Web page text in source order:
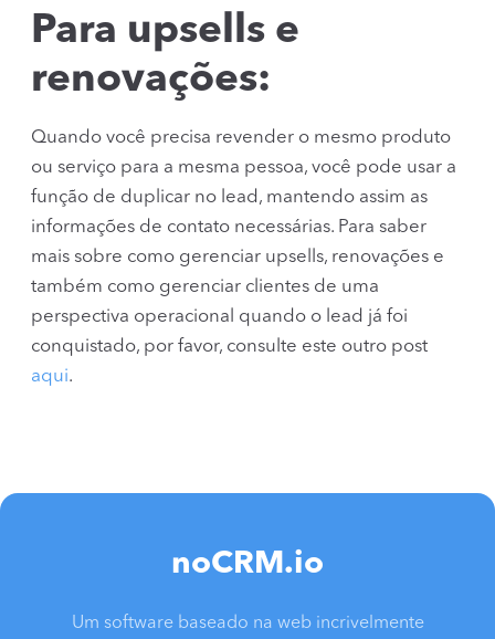
Para upsells e
renovações:
Quando você precisa revender o mesmo produto
ou serviço para a mesma pessoa, você pode usar a
função de duplicar no lead, mantendo assim as
informações de contato necessárias. Para saber
mais sobre como gerenciar upsells, renovações e
também como gerenciar clientes de uma
perspectiva operacional quando o lead já foi
conquistado, por favor, consulte este outro post
aqui.
noCRM.io
Um software baseado na web incrivelmente